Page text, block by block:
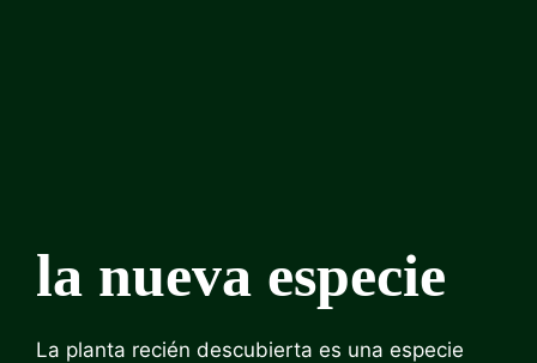
la nueva especie
La planta recién descubierta es una especie